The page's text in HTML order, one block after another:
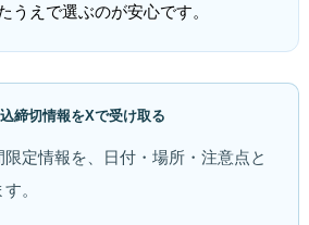
うえで選ぶのが安心です。
締切情報をXで受け取る
定情報を、日付・場所・注意点と
。